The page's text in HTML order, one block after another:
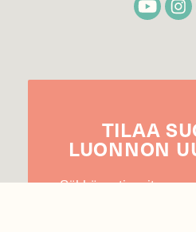
TILAA
LUONNON
Sähköpostiosoite